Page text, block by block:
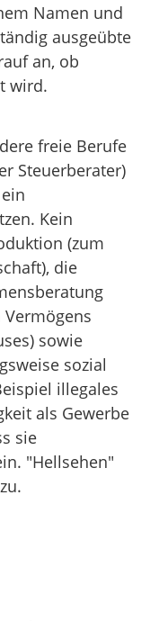
Namen und
ausgeübte
an, ob
wird.
freie Berufe
Steuerberater)
Kein
(zum
die
sowie
sozial
illegales
als Gewerbe
sie
"Hellsehen"